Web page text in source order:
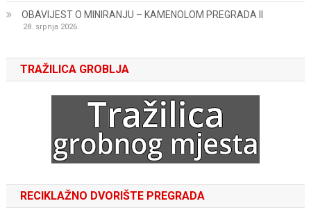
OBAVIJEST O MINIRANJU – KAMENOLOM PREGRADA II
28. srpnja 2026.
TRAŽILICA GROBLJA
RECIKLAŽNO DVORIŠTE PREGRADA